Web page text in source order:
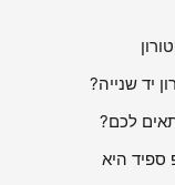
יד שנייה?
לכם?
– למה טופ ספיד היא